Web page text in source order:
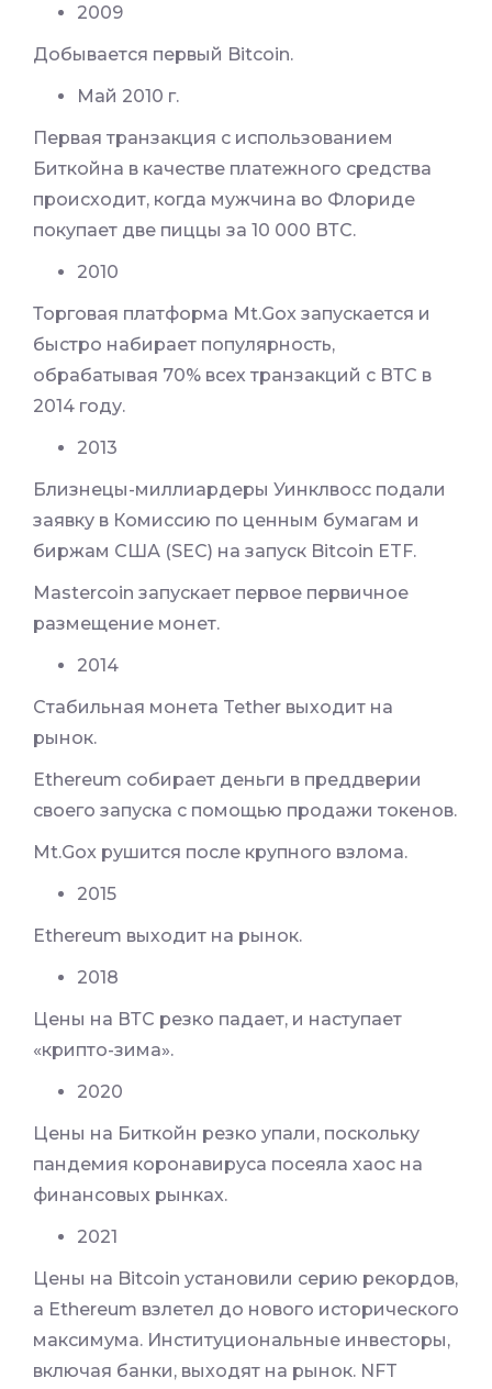
2009
Добывается первый Bitcoin.
Май 2010 г.
Первая транзакция с использованием
Биткойна в качестве платежного средства
происходит, когда мужчина во Флориде
покупает две пиццы за 10 000 ВТС.
2010
Торговая платформа Mt.Gox запускается и
быстро набирает популярность,
обрабатывая 70% всех транзакций с ВТС в
2014 году.
2013
Близнецы-миллиардеры Уинклвосс подали
заявку в Комиссию по ценным бумагам и
биржам США (SEC) на запуск Bitcoin ETF.
Mastercoin запускает первое первичное
размещение монет.
2014
Стабильная монета Tether выходит на
рынок.
Ethereum собирает деньги в преддверии
своего запуска с помощью продажи токенов.
Mt.Gox рушится после крупного взлома.
2015
Ethereum выходит на рынок.
2018
Цены на ВТС резко падает, и наступает
«крипто-зима».
2020
Цены на Биткойн резко упали, поскольку
пандемия коронавируса посеяла хаос на
финансовых рынках.
2021
Цены на Bitcoin установили серию рекордов,
а Ethereum взлетел до нового исторического
максимума. Институциональные инвесторы,
включая банки, выходят на рынок. NFT